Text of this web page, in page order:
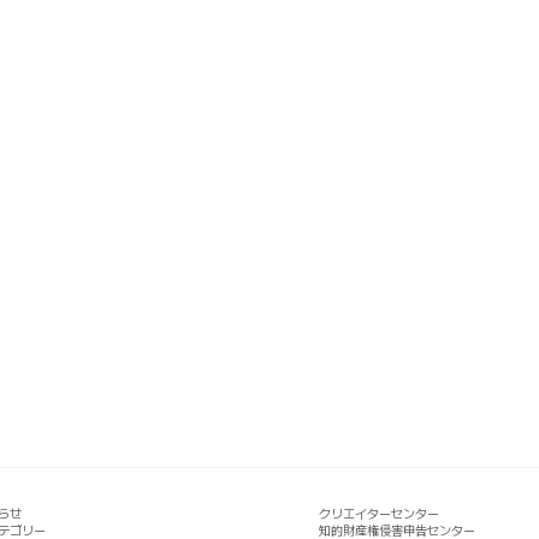
せ
ゴリー
クリエイターセンター
知的財産権侵害申告センター